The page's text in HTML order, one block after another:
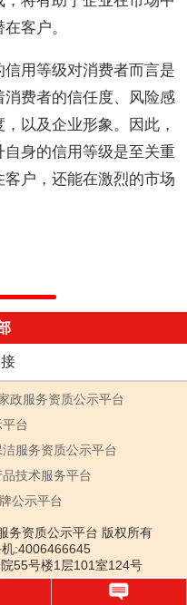
客户。
用等级对消费者而言是
费者的信任度、风险感
以及企业形象。因此，
身的信用等级是至关重
户，还能在激烈的市场
政服务资质公示平台
台
服务资质公示平台
技术服务平台
公示平台
务资质公示平台 版权所有
:4006466645
55号楼1层101室124号